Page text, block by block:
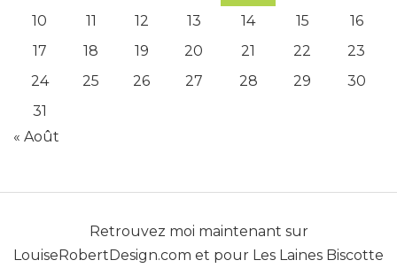
10
11 12 13 14 15
16
17
18 19 20 21 22
23
24
25 26 27 28 29
30
31
« Août
Retrouvez moi maintenant sur
LouiseRobertDesign.com et pour Les Laines Biscotte